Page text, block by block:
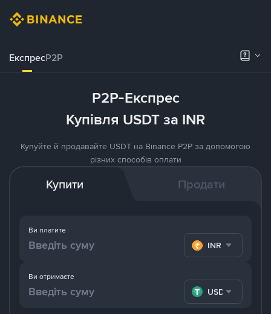
ЕкспресP2P
P2P-Експрес
Купівля USDT за INR
Купуйте й продавайте USDT на Binance P2P за допомогою
різних способів оплати
Купити Продати
Ви платите
INR
Ви отримаєте
USDT